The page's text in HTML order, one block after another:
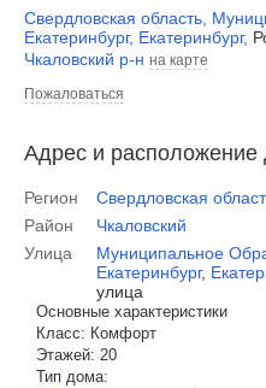
Свердловская область
Екатеринбург, Екатеринбург,
Чкаловский р-н на карте
Пожаловаться
Адрес и расположение
Регион
Свердловская
Район
Чкаловский
Улица
Муниципальное
Екатеринбург,
улица
Основные характеристики
Класс: Комфорт
Этажей: 20
Тип дома: